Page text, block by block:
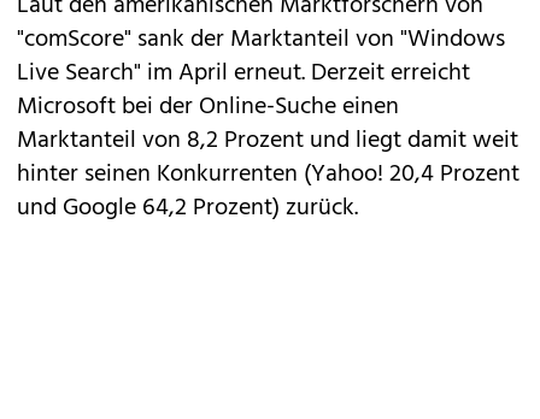
"comScore" sank der Marktanteil von "Windows
Live Search" im April erneut. Derzeit erreicht
Microsoft bei der Online-Suche einen
Marktanteil von 8,2 Prozent und liegt damit weit
hinter seinen Konkurrenten (Yahoo! 20,4 Prozent
und Google 64,2 Prozent) zurück.